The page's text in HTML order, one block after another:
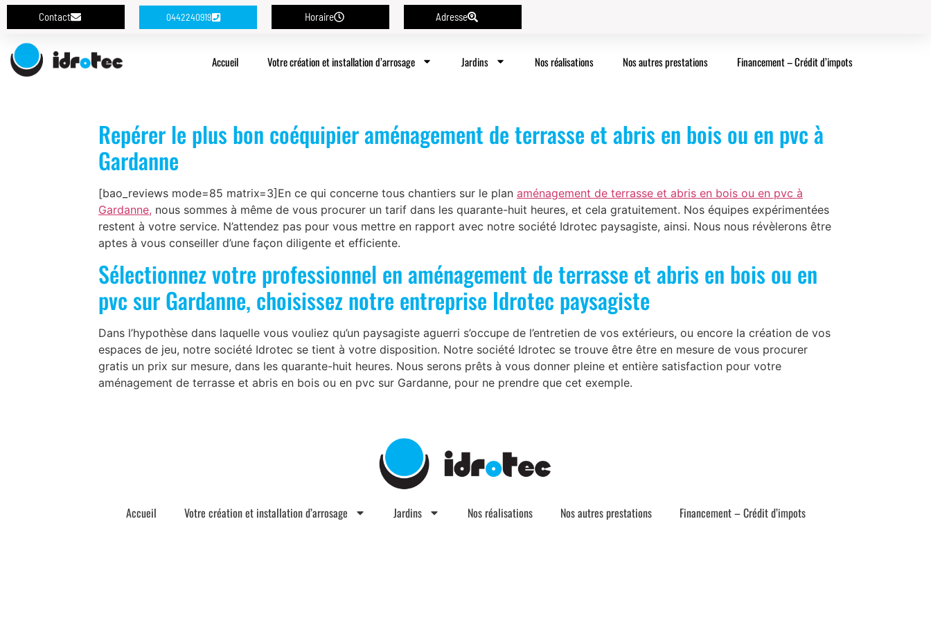
Contact 0442240919 Horaire Adresse
Accueil Votre création et installation d’arrosage Jardins Nos réalisations Nos autres prestations Financement – Crédit d’impots
Repérer le plus bon coéquipier aménagement de terrasse et abris en bois ou en pvc à
Gardanne
[bao_reviews mode=85 matrix=3]En ce qui concerne tous chantiers sur le plan aménagement de terrasse et abris en bois ou en pvc à
Gardanne, nous sommes à même de vous procurer un tarif dans les quarante-huit heures, et cela gratuitement. Nos équipes expérimentées
restent à votre service. N’attendez pas pour vous mettre en rapport avec notre société Idrotec paysagiste, ainsi. Nous nous révèlerons être
aptes à vous conseiller d’une façon diligente et efficiente.
Sélectionnez votre professionnel en aménagement de terrasse et abris en bois ou en
pvc sur Gardanne, choisissez notre entreprise Idrotec paysagiste
Dans l’hypothèse dans laquelle vous vouliez qu’un paysagiste aguerri s’occupe de l’entretien de vos extérieurs, ou encore la création de vos
espaces de jeu, notre société Idrotec se tient à votre disposition. Notre société Idrotec se trouve être être en mesure de vous procurer
gratis un prix sur mesure, dans les quarante-huit heures. Nous serons prêts à vous donner pleine et entière satisfaction pour votre
aménagement de terrasse et abris en bois ou en pvc sur Gardanne, pour ne prendre que cet exemple.
Accueil Votre création et installation d’arrosage Jardins Nos réalisations Nos autres prestations Financement – Crédit d’impots